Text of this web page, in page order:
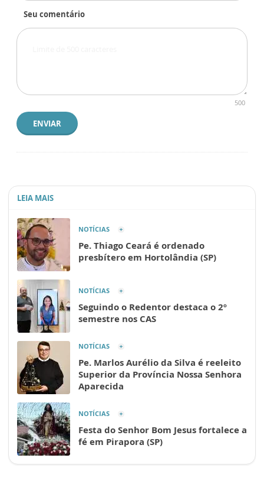
Seu comentário
500
ENVIAR
LEIA MAIS
NOTÍCIAS
Pe. Thiago Ceará é ordenado
presbítero em Hortolândia (SP)
NOTÍCIAS
Seguindo o Redentor destaca o 2º
semestre nos CAS
NOTÍCIAS
Pe. Marlos Aurélio da Silva é reeleito
Superior da Província Nossa Senhora
Aparecida
NOTÍCIAS
Festa do Senhor Bom Jesus fortalece a
fé em Pirapora (SP)